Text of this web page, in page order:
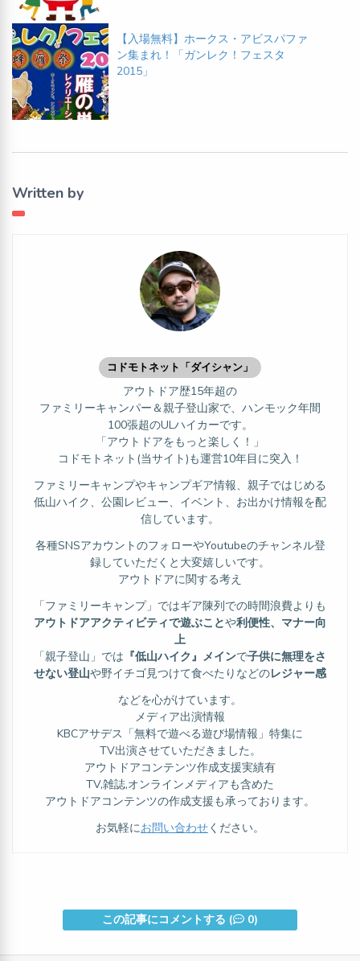
【入場無料】ホークス・アビスパファ
ン集まれ！「ガンレク！フェスタ
2015」
Written by
コドモトネット「ダイシャン」
アウトドア歴15年超の
ファミリーキャンパー＆親子登山家で、ハンモック年間
100張超のULハイカーです。
「アウトドアをもっと楽しく！」
コドモトネット(当サイト)も運営10年目に突入！
ファミリーキャンプやキャンプギア情報、親子ではじめる
低山ハイク、公園レビュー、イベント、お出かけ情報を配
信しています。
各種SNSアカウントのフォローやYoutubeのチャンネル登
録していただくと大変嬉しいです。
アウトドアに関する考え
「ファミリーキャンプ」ではギア陳列での時間浪費よりも
アウトドアアクティビティで遊ぶことや利便性、マナー向
上
「親子登山」では 『低山ハイク』メインで子供に無理をさ
せない登山や野イチゴ見つけて食べたりなどのレジャー感
などを心がけています。
メディア出演情報
KBCアサデス「無料で遊べる遊び場情報」特集に
TV出演させていただきました。
アウトドアコンテンツ作成支援実績有
TV,雑誌,オンラインメディアも含めた
アウトドアコンテンツの作成支援も承っております。
お気軽にお問い合わせください。
この記事にコメントする ( 0)